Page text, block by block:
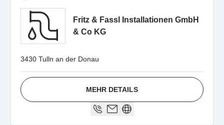
Fritz & Fassl Installationen GmbH
& Co KG
3430 Tulln an der Donau
MEHR DETAILS